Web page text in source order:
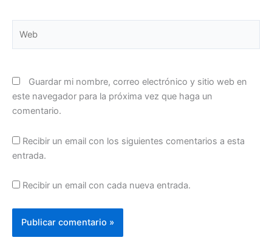
Guardar mi nombre, correo electrónico y sitio web en
este navegador para la próxima vez que haga un
comentario.
Recibir un email con los siguientes comentarios a esta
entrada.
Recibir un email con cada nueva entrada.